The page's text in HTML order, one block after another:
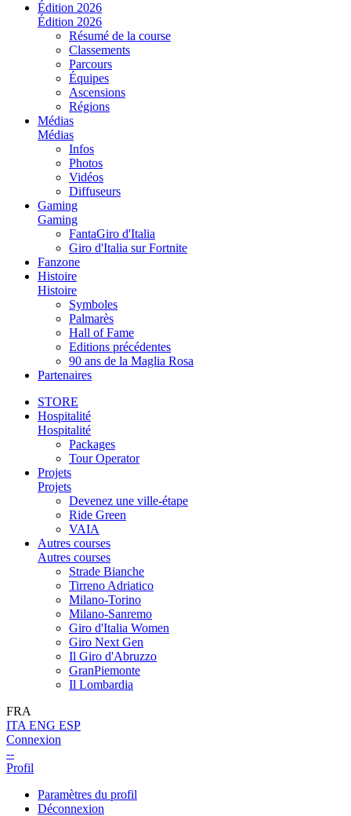
Édition 2026
Édition 2026
Résumé de la course
Classements
Parcours
Équipes
Ascensions
Régions
Médias
Médias
Infos
Photos
Vidéos
Diffuseurs
Gaming
Gaming
FantaGiro d'Italia
Giro d'Italia sur Fortnite
Fanzone
Histoire
Histoire
Symboles
Palmarès
Hall of Fame
Editions précédentes
90 ans de la Maglia Rosa
Partenaires
STORE
Hospitalité
Hospitalité
Packages
Tour Operator
Projets
Projets
Devenez une ville-étape
Ride Green
VAIA
Autres courses
Autres courses
Strade Bianche
Tirreno Adriatico
Milano-Torino
Milano-Sanremo
Giro d'Italia Women
Giro Next Gen
Il Giro d'Abruzzo
GranPiemonte
Il Lombardia
FRA
ITA ENG ESP
Connexion
--
Profil
Paramètres du profil
Déconnexion